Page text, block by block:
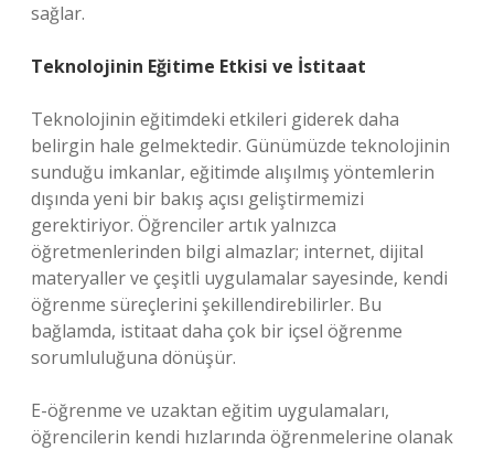
sağlar.
Teknolojinin Eğitime Etkisi ve İstitaat
Teknolojinin eğitimdeki etkileri giderek daha
belirgin hale gelmektedir. Günümüzde teknolojinin
sunduğu imkanlar, eğitimde alışılmış yöntemlerin
dışında yeni bir bakış açısı geliştirmemizi
gerektiriyor. Öğrenciler artık yalnızca
öğretmenlerinden bilgi almazlar; internet, dijital
materyaller ve çeşitli uygulamalar sayesinde, kendi
öğrenme süreçlerini şekillendirebilirler. Bu
bağlamda, istitaat daha çok bir içsel öğrenme
sorumluluğuna dönüşür.
E-öğrenme ve uzaktan eğitim uygulamaları,
öğrencilerin kendi hızlarında öğrenmelerine olanak